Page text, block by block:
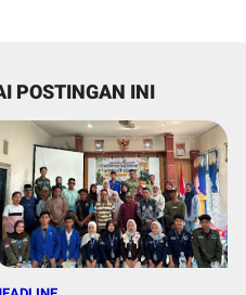
POSTINGAN INI